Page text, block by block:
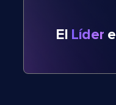
El Líder